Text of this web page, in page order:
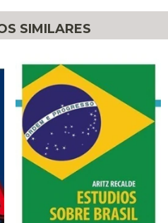
SIMILARES